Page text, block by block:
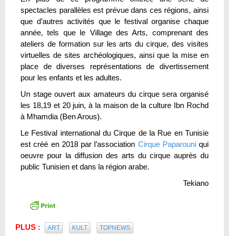
spectacles parallèles est prévue dans ces régions, ainsi
que d’autres activités que le festival organise chaque
année, tels que le Village des Arts, comprenant des
ateliers de formation sur les arts du cirque, des visites
virtuelles de sites archéologiques, ainsi que la mise en
place de diverses représentations de divertissement
pour les enfants et les adultes.
Un stage ouvert aux amateurs du cirque sera organisé
les 18,19 et 20 juin, à la maison de la culture Ibn Rochd
à Mhamdia (Ben Arous).
Le Festival international du Cirque de la Rue en Tunisie
est créé en 2018 par l’association Cirque Paparouniqui
oeuvre pour la diffusion des arts du cirque auprès du
public Tunisien et dans la région arabe.
Tekiano
PLUS : ART KULT TOPNEWS